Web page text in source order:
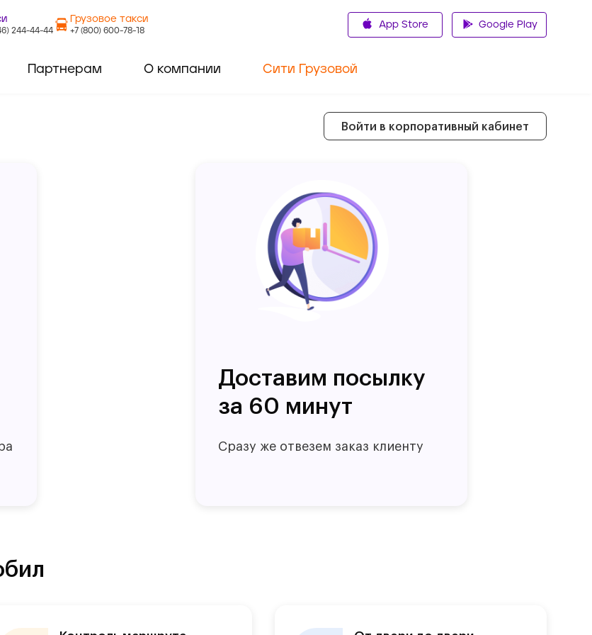
244-44-44
Грузовое такси
+7 (800) 600-78-18
App Store Google Play
Партнерам О компании Сити Грузовой
Войти в корпоративный кабинет
Доставим посылку
за 60 минут
Сразу же отвезем заказ клиенту